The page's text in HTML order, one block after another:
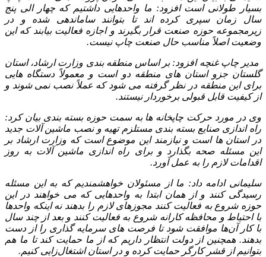
بسیار طولانی است افزود: ما واحدهایی داشتیم که چهار الی پنج
سال زمان سپری کرده‌ اند تا بتوانند ساماندهی شده و در
زیرمجموعه حوزه صنعت قرار بگیرند و اجازه فعالیت بیابند که این
وضعیت اصلاً مناسب حال صنعت چاپ نیست.
مدیر چاپ غنچه افزود: بر اساس منطقه‌ بندی وزارت ارشاد، استان
گلستان جزو استان‌ های منطقه دو است و معمولاً دستگاه‌ هایی
برای این منطقه در نظر گرفته می‌ شود که عملاً نصب نمی‌ شوند و
از کیفیت قابل قبولی برخوردار نیستند.
وی در مورد حرکت چاپخانه‌ ها به سمت حوزه بسته‌ بندی بیان کرد:
راه‌ اندازی صنایع بسته‌ بندی مستلزم تهیه و نصب ماشین‌ آلات جدید
در استان‌ ها است و نیازمند این موضوع است که وزارت ارشاد بر
این مسئله صحه بگذارد و برای راه‌ اندازی ماشین‌ آلات به‌ روز
اقدامات لازم را به عمل آورد.
سلیمانی ادامه داد: ما از مسئولان خواهشمندیم که به این مسئله
رسیدگی کنند و از همان ابتدا به واحدهایی که می‌ خواهند در این
حوزه شروع به فعالیت کنند مجوزهای لازم را بدهند نه اینکه واحدها
با احتیاط و محافظه‌ کارانه شروع به فعالیت کنند و بعد از چند سال
با کار آن‌ها موافقت شود تا فرصت‌ های سرمایه‌ گذاری را از دست
بدهند. همچنین از دولت انتظار داریم که از ما حمایت کند تا ما هم
بتوانیم از قشر کارگر حمایت کرده و در استان اشتغال‌زایی کنیم.